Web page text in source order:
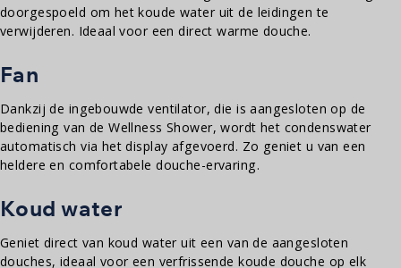
doorgespoeld om het koude water uit de leidingen te
verwijderen. Ideaal voor een direct warme douche.
Fan
Dankzij de ingebouwde ventilator, die is aangesloten op de
bediening van de Wellness Shower, wordt het condenswater
automatisch via het display afgevoerd. Zo geniet u van een
heldere en comfortabele douche-ervaring.
Koud water
Geniet direct van koud water uit een van de aangesloten
douches, ideaal voor een verfrissende koude douche op elk